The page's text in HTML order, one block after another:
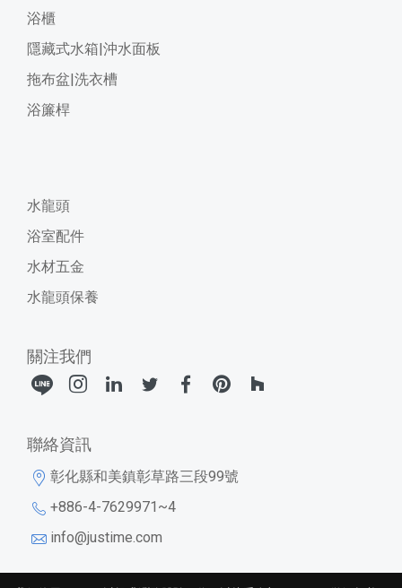
浴櫃
隱藏式水箱|沖水面板
拖布盆|洗衣槽
浴簾桿
水龍頭
浴室配件
水材五金
水龍頭保養
關注我們
聯絡資訊
彰化縣和美鎮彰草路三段99號
+886-4-7629971~4
info@justime.com